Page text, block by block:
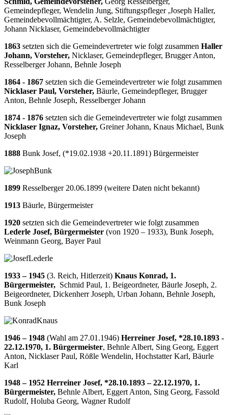
Gemeindepfleger, Wendelin Jung, Stiftungspfleger ,Joseph Haller,
Gemeindebevollmächtigter, A. Selzle, Gemeindebevollmächtigter,
Johann Nicklaser, Gemeindebevollmächtigter
1863 setzten sich die Gemeindevertreter wie folgt zusammen Haller
Johann, Vorsteher, Nicklaser, Gemeindepfleger, Brugger Anton,
Resselberger Johann, Behnle Joseph
1864 - 1867 setzten sich die Gemeindevertreter wie folgt zusammen
Nicklaser Paul, Vorsteher, Bäurle, Gemeindepfleger, Brugger
Anton, Behnle Joseph, Resselberger Johann
1874 - 1876 setzten sich die Gemeindevertreter wie folgt zusammen
Nicklaser Ignaz, Vorsteher, Greiner Johann, Knaus Michael, Bunk
Joseph
1888 Bunk Josef, (*19.02.1938 +20.11.1891) Bürgermeister
1899 Resselberger 20.06.1899 (weitere Daten nicht bekannt)
1913 Bäurle, Bürgermeister
1920 setzten sich die Gemeindevertreter wie folgt zusammen
Lederle Josef, Bürgermeister (von 1920 – 1933), Bunk Joseph,
Weinmann Georg, Bayer Paul
1933 – 1945 (3. Reich, Hitlerzeit) Knaus Konrad, 1.
Bürgermeister, Schmid Paul, 1. Beigeordneter, Bäurle Joseph, 2.
Beigeordneter, Dickenherr Joseph, Urban Johann, Behnle Joseph,
Bunk Joseph
1946 – 1948 (Wahl am 27.01.1946) Herreiner Josef, *28.10.1893 -
22.12.1970, 1. Bürgermeister, Behnle Albert, Sing Georg, Eggert
Anton, Nicklaser Paul, Rößle Wendelin, Hochstatter Karl, Bäurle
Karl
1948 – 1952 Herreiner Josef, *28.10.1893 – 22.12.1970, 1.
Bürgermeister, Behnle Albert, Eggert Anton, Sing Georg, Fassold
Rudolf, Holuba Georg, Wagner Rudolf